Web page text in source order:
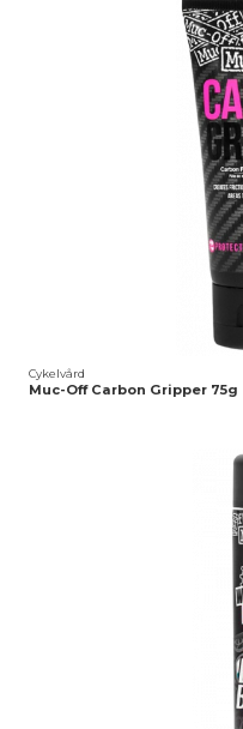
Cykelvård
Muc-Off Carbon Gripper 75g